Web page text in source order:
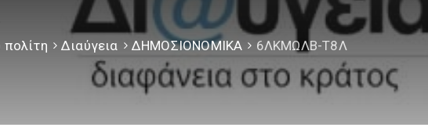
Διαύγεια ΔΗΜΟΣΙΟΝΟΜΙΚΑ 6ΛΚΜΩΛΒ-Τ8Λ